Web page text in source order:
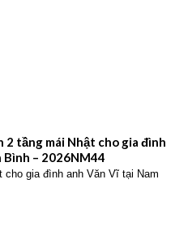
tầng mái Nhật cho gia đình
Bình – 2026NM44
gia đình anh Văn Vĩ tại Nam